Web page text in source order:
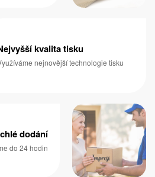
kvalita tisku
nejnovější technologie tisku
dodání
do 24 hodin